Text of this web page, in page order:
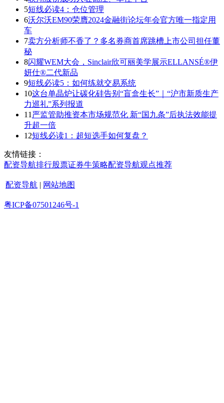
5短线必读4：仓位管理
6沃尔沃EM90荣膺2024金融街论坛年会官方唯一指定用
车
7卖方分析师不香了？多名券商首席跳槽上市公司担任董
秘
8闪耀WEM大会，Sinclair欣可丽美学展示ELLANSÉ®伊
妍仕®二代新品
9短线必读5：如何练就交易系统
10这台单晶炉让碳化硅告别“盲盒生长”｜“沪市新质生产
力巡礼”系列报道
11 严监管助推资本市场规范化 新“国九条”后执法效能提
升超一倍
12短线必读1：超短选手如何复盘？
友情链接：
配资导航排行股票证券牛策略配资导航观点推荐
配资导航 | 网站地图
粤ICP备07501246号-1